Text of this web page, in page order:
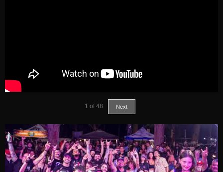
1 of 48 Next